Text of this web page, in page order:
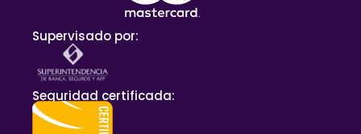
Supervisado por:
Seguridad certificada: